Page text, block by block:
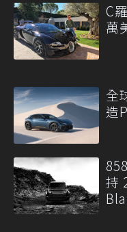
C
萬
全
造
持